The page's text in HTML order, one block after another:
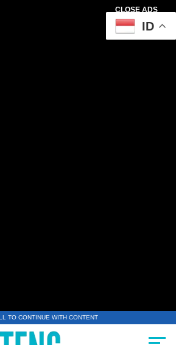
CLOSE ADS
TO CONTINUE WITH CONTENT
ID